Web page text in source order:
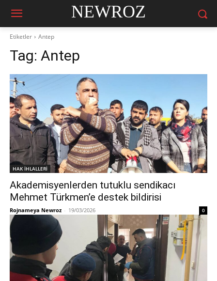
NEWROZ
Etiketler Antep
Tag: Antep
HAK İHLALLERİ
Akademisyenlerden tutuklu sendikacı
Mehmet Türkmen’e destek bildirisi
Rojnameya Newroz - 19/03/2026 0